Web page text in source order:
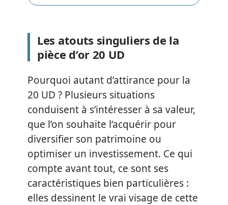
Les atouts singuliers de la
pièce d’or 20 UD
Pourquoi autant d’attirance pour la
20 UD ? Plusieurs situations
conduisent à s’intéresser à sa valeur,
que l’on souhaite l’acquérir pour
diversifier son patrimoine ou
optimiser un investissement. Ce qui
compte avant tout, ce sont ses
caractéristiques bien particulières :
elles dessinent le vrai visage de cette